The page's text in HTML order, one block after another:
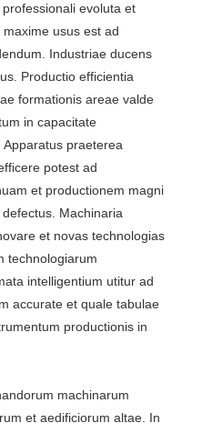
evoluta et
usus est ad
Industriae ducens
Productio efficientia
formationis areae valde
in capacitate
praeterea
potest ad
et productionem magni
Machinaria
et novas technologias
technologiarum
intelligentium utitur ad
accurate et quale tabulae
productionis in
machinarum
et aedificiorum altae. In